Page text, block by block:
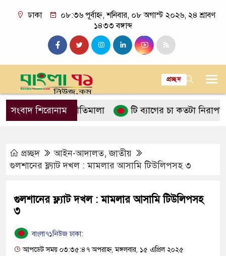
ঢাকা
০৮:৩৬ পূর্বাহ্ন, শনিবার, ০৮ অগাস্ট ২০২৬, ২৪ শ্রাবণ
১৪৩৩ বঙ্গাব্দ
প্রচ্ছদ
সংবাদ শিরোনাম
নীতিমালা টি ব্যাগের চা কতটা নিরাপদ
প্রচ্ছদ আইন-আদালত,জাতীয়
গুলশানের ফ্ল্যাট দখল : মামলার আসামি টিউলিপসহ ৩
গুলশানের ফ্ল্যাট দখল : মামলার আসামি টিউলিপসহ
৩
বাংলা৭১নিউজ ঢাকা:
আপডেট সময় ০৩:৩৫:৪৭ অপরাহ্ন, মঙ্গলবার, ১৫ এপ্রিল ২০২৫